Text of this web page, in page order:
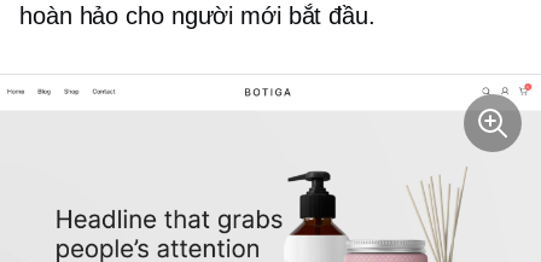
hoàn hảo cho người mới bắt đầu.